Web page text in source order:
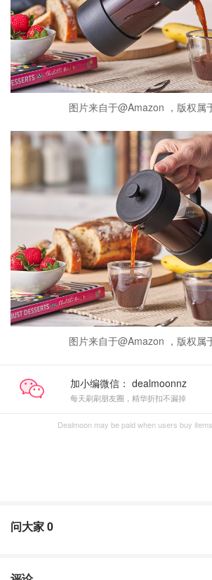
图片来自于@Amazon ，版权属
图片来自于@Amazon ，版权属
加小编微信：
每天刷刷朋友圈，精华折扣不漏掉
Dealmoon may be paid when users buy
问大家0